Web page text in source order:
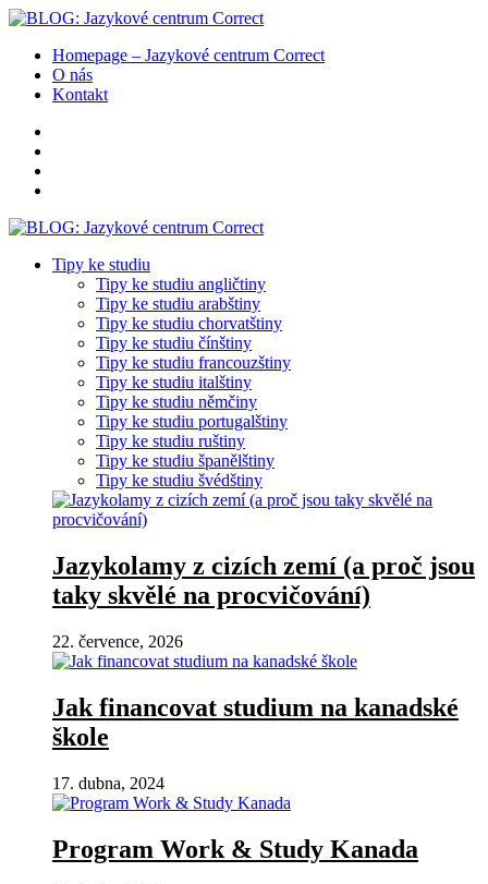
Homepage – Jazykové centrum Correct
O nás
Kontakt
Tipy ke studiu
Tipy ke studiu angličtiny
Tipy ke studiu arabštiny
Tipy ke studiu chorvatštiny
Tipy ke studiu čínštiny
Tipy ke studiu francouzštiny
Tipy ke studiu italštiny
Tipy ke studiu němčiny
Tipy ke studiu portugalštiny
Tipy ke studiu ruštiny
Tipy ke studiu španělštiny
Tipy ke studiu švédštiny
Jazykolamy z cizích zemí (a proč jsou
taky skvělé na procvičování)
22. července, 2026
Jak financovat studium na kanadské
škole
17. dubna, 2024
Program Work & Study Kanada